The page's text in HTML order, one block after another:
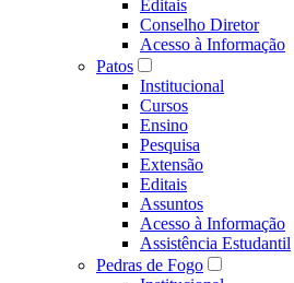
Editais
Conselho Diretor
Acesso à Informação
Patos
Institucional
Cursos
Ensino
Pesquisa
Extensão
Editais
Assuntos
Acesso à Informação
Assistência Estudantil
Pedras de Fogo